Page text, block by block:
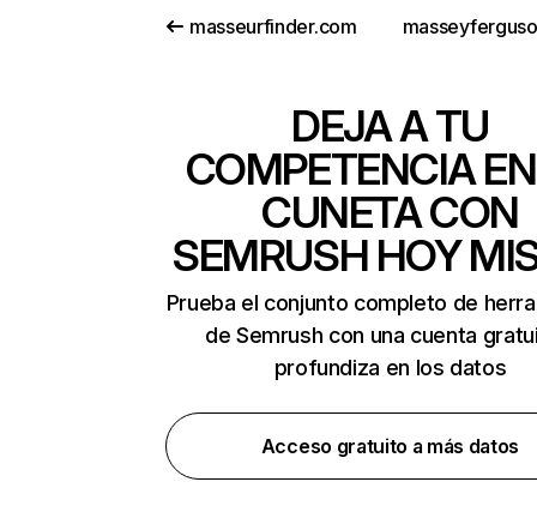
masseurfinder.com
DEJA A TU
COMPETENCIA
CUNETA CON
SEMRUSH HOY
Prueba el conjunto completo de
de Semrush con una cuenta
profundiza en los datos
Acceso gratuito a más datos